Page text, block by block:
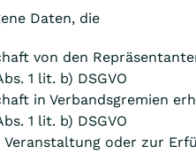
Daten, die
von den
1 lit. b) DSGVO
in Verbandsgremien
1 lit. b) DSGVO
oder zur